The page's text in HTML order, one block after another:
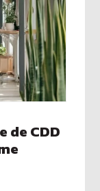
de CDD